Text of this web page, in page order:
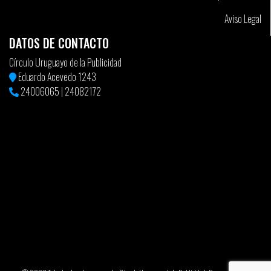
Aviso Legal
DATOS DE CONTACTO
Círculo Uruguayo de la Publicidad
Eduardo Acevedo 1243
24006065 | 24082172